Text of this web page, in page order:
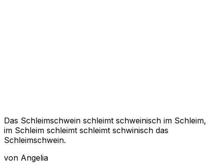
Das Schleimschwein schleimt schweinisch im Schleim,
im Schleim schleimt schleimt schwinisch das
Schleimschwein.
von Angelia